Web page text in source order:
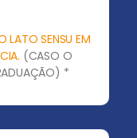
LATO SENSU EM
(CASO O
*